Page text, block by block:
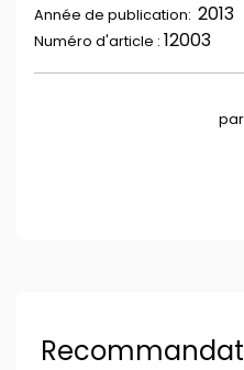
Année de publication: 2013
Numéro d'article : 12003